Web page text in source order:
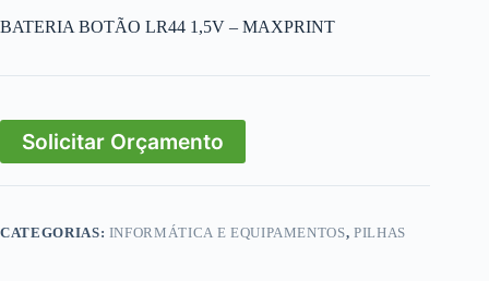
BATERIA BOTÃO LR44 1,5V – MAXPRINT
Solicitar Orçamento
CATEGORIAS: INFORMÁTICA E EQUIPAMENTOS,PILHAS